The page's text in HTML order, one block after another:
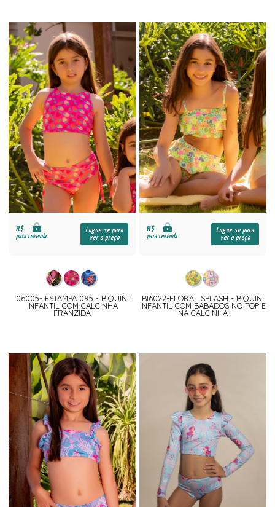
R$
para revenda
Logue-se para
ver o preço
06005- ESTAMPA 095 - BIQUINI
INFANTIL COM CALCINHA
FRANZIDA
R$
para revenda
Logue-se para
ver o preço
BI6022-FLORAL SPLASH - BIQUINI
INFANTIL COM BABADOS NO TOP E
NA CALCINHA